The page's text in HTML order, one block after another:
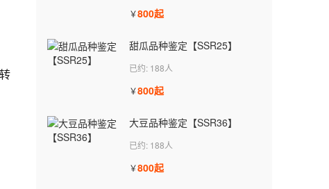
￥800起
甜瓜品种鉴定【SSR25】
已约: 188人
￥800起
大豆品种鉴定【SSR36】
已约: 188人
￥800起